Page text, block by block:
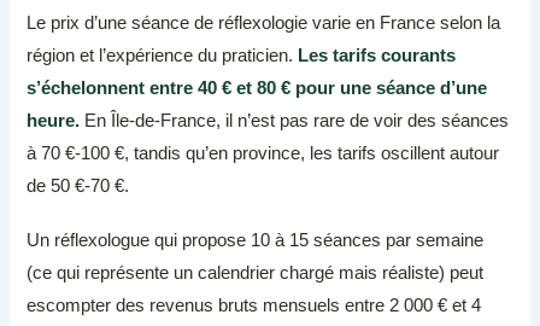
Le prix d’une séance de réflexologie varie en France selon la
région et l’expérience du praticien. Les tarifs courants
s’échelonnent entre 40 € et 80 € pour une séance d’une
heure. En Île-de-France, il n’est pas rare de voir des séances
à 70 €-100 €, tandis qu’en province, les tarifs oscillent autour
de 50 €-70 €.
Un réflexologue qui propose 10 à 15 séances par semaine
(ce qui représente un calendrier chargé mais réaliste) peut
escompter des revenus bruts mensuels entre 2 000 € et 4